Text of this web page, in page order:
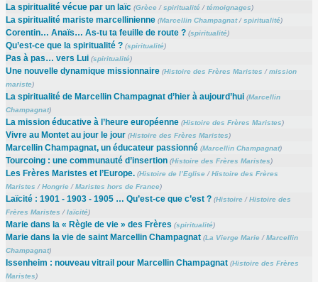
La spiritualité vécue par un laïc (Grèce/spiritualité/témoignages)
La spiritualité mariste marcellinienne (Marcellin Champagnat/spiritualité)
Corentin… Anaïs… As-tu ta feuille de route ? (spiritualité)
Qu’est-ce que la spiritualité ? (spiritualité)
Pas à pas… vers Lui (spiritualité)
Une nouvelle dynamique missionnaire (Histoire des Frères Maristes /mission
mariste)
La spiritualité de Marcellin Champagnat d’hier à aujourd’hui (Marcellin
Champagnat)
La mission éducative à l’heure européenne (Histoire des Frères Maristes)
Vivre au Montet au jour le jour (Histoire des Frères Maristes)
Marcellin Champagnat, un éducateur passionné (Marcellin Champagnat)
Tourcoing : une communauté d’insertion (Histoire des Frères Maristes)
Les Frères Maristes et l’Europe. (Histoire de l’Eglise/Histoire des Frères
Maristes /Hongrie/Maristes hors de France)
Laïcité : 1901 - 1903 - 1905 … Qu’est-ce que c’est ? (Histoire/Histoire des
Frères Maristes /laïcité)
Marie dans la « Règle de vie » des Frères (spiritualité)
Marie dans la vie de saint Marcellin Champagnat (La Vierge Marie/Marcellin
Champagnat)
Issenheim : nouveau vitrail pour Marcellin Champagnat (Histoire des Frères
Maristes)